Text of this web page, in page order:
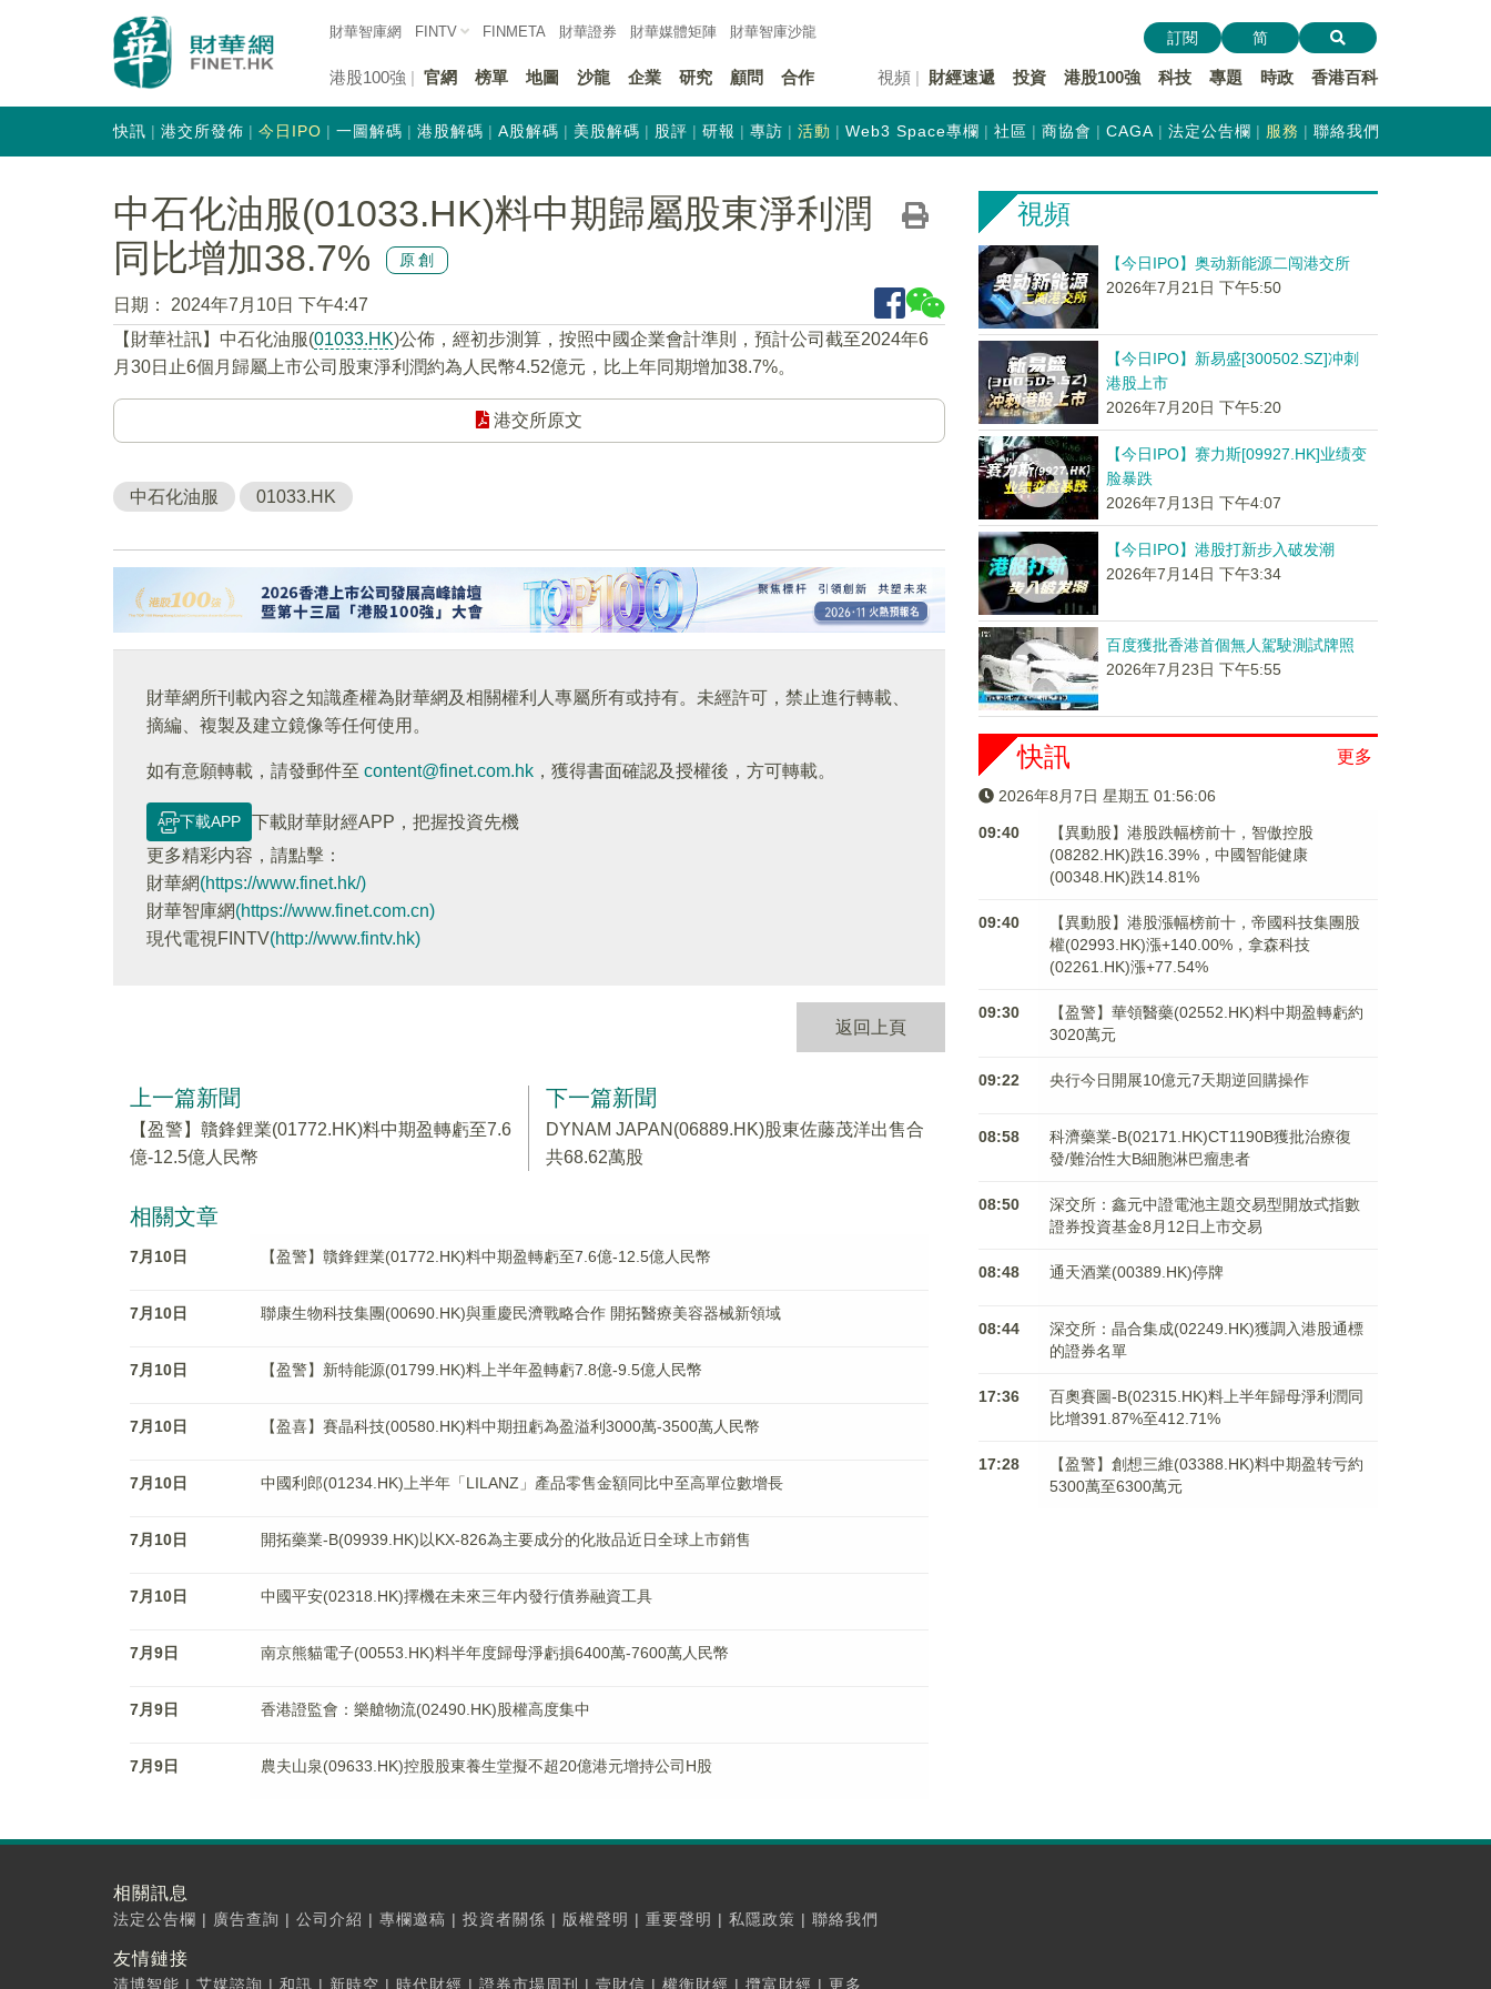
財華智庫網 FINTV FINMETA 財華證券 財華媒體矩陣 財華智庫沙龍
港股100強 官網 榜單 地圖 沙龍 企業 研究 顧問 合作 視頻 財經速遞 投資 港股100強 科技 專題 時政 香港百科
訂閱 简
快訊 港交所發佈 今日IPO 一圖解碼 港股解碼 A股解碼 美股解碼 股評 研報 專訪 活動 Web3 Space專欄 社區 商協會 CAGA 法定公告欄 服務 聯絡我們
中石化油服(01033.HK)料中期歸屬股東淨利潤
同比增加38.7%
原創
日期：
2024年7月10日 下午4:47
【財華社訊】中石化油服(01033.HK)公佈，經初步測算，按照中國企業會計準則，預計公司截至2024年6
月30日止6個月歸屬上市公司股東淨利潤約為人民幣4.52億元，比上年同期增加38.7%。
港交所原文
中石化油服 01033.HK
財華網所刊載內容之知識產權為財華網及相關權利人專屬所有或持有。未經許可，禁止進行轉載、
摘編、複製及建立鏡像等任何使用。
如有意願轉載，請發郵件至 content@finet.com.hk ，獲得書面確認及授權後，方可轉載。
下載APP
下載財華財經APP，把握投資先機
更多精彩内容，請點擊：
財華網(https://www.finet.hk/)
財華智庫網(https://www.finet.com.cn)
現代電視FINTV(http://www.fintv.hk)
返回上頁
上一篇新聞
【盈警】贛鋒鋰業(01772.HK)料中期盈轉虧至7.6
億-12.5億人民幣
下一篇新聞
DYNAM JAPAN(06889.HK)股東佐藤茂洋出售合
共68.62萬股
相關文章
7月10日 【盈警】贛鋒鋰業(01772.HK)料中期盈轉虧至7.6億-12.5億人民幣
7月10日 聯康生物科技集團(00690.HK)與重慶民濟戰略合作 開拓醫療美容器械新領域
7月10日 【盈警】新特能源(01799.HK)料上半年盈轉虧7.8億-9.5億人民幣
7月10日 【盈喜】賽晶科技(00580.HK)料中期扭虧為盈溢利3000萬-3500萬人民幣
7月10日 中國利郎(01234.HK)上半年「LILANZ」產品零售金額同比中至高單位數增長
7月10日 開拓藥業-B(09939.HK)以KX-826為主要成分的化妝品近日全球上市銷售
7月10日 中國平安(02318.HK)擇機在未來三年内發行債券融資工具
7月9日 南京熊貓電子(00553.HK)料半年度歸母淨虧損6400萬-7600萬人民幣
7月9日 香港證監會：樂艙物流(02490.HK)股權高度集中
7月9日 農夫山泉(09633.HK)控股股東養生堂擬不超20億港元增持公司H股
視頻
【今日IPO】奥动新能源二闯港交所
2026年7月21日 下午5:50
【今日IPO】新易盛[300502.SZ]冲刺
港股上市
2026年7月20日 下午5:20
【今日IPO】赛力斯[09927.HK]业绩变
脸暴跌
2026年7月13日 下午4:07
【今日IPO】港股打新步入破发潮
2026年7月14日 下午3:34
百度獲批香港首個無人駕駛測試牌照
2026年7月23日 下午5:55
更多
快訊
2026年8月7日 星期五 01:56:06
09:40
【異動股】港股跌幅榜前十，智傲控股
(08282.HK)跌16.39%，中國智能健康
(00348.HK)跌14.81%
09:40
【異動股】港股漲幅榜前十，帝國科技集團股
權(02993.HK)漲+140.00%，拿森科技
(02261.HK)漲+77.54%
09:30
【盈警】華領醫藥(02552.HK)料中期盈轉虧約
3020萬元
09:22 央行今日開展10億元7天期逆回購操作
08:58
科濟藥業-B(02171.HK)CT1190B獲批治療復
發/難治性大B細胞淋巴瘤患者
08:50
深交所：鑫元中證電池主題交易型開放式指數
證券投資基金8月12日上市交易
08:48 通天酒業(00389.HK)停牌
08:44
深交所：晶合集成(02249.HK)獲調入港股通標
的證券名單
17:36
百奧賽圖-B(02315.HK)料上半年歸母淨利潤同
比增391.87%至412.71%
17:28
【盈警】創想三維(03388.HK)料中期盈转亏約
5300萬至6300萬元
相關訊息
法定公告欄 | 廣告查詢 | 公司介紹 | 專欄邀稿 | 投資者關係 | 版權聲明 | 重要聲明 | 私隱政策 | 聯絡我們
友情鏈接
清博智能 | 艾媒諮詢 | 和訊 | 新時空 | 時代財經 | 證券市場周刊 | 壹財信 | 權衡財經 | 攬富財經 | 更多...